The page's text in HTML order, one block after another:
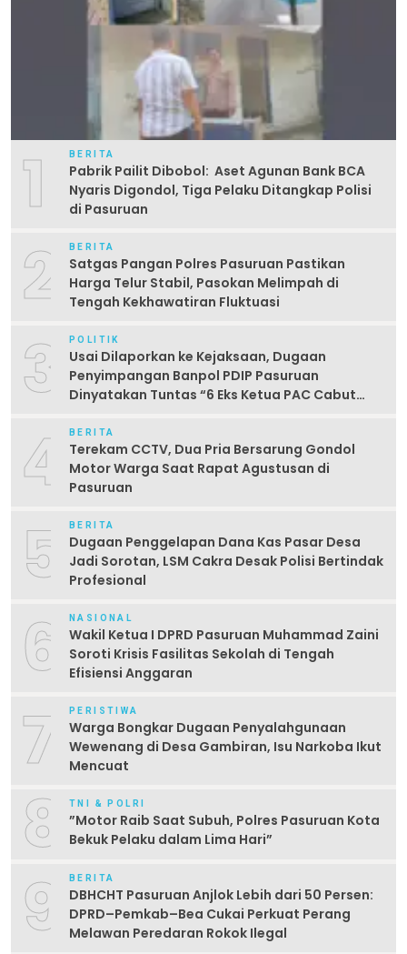
1 BERITA
Pabrik Pailit Dibobol: Aset Agunan Bank BCA
Nyaris Digondol, Tiga Pelaku Ditangkap Polisi
di Pasuruan
2 BERITA
Satgas Pangan Polres Pasuruan Pastikan
Harga Telur Stabil, Pasokan Melimpah di
Tengah Kekhawatiran Fluktuasi
3 POLITIK
Usai Dilaporkan ke Kejaksaan, Dugaan
Penyimpangan Banpol PDIP Pasuruan
Dinyatakan Tuntas “6 Eks Ketua PAC Cabut
4 BERITA
Terekam CCTV, Dua Pria Bersarung Gondol
Motor Warga Saat Rapat Agustusan di
Pasuruan
5 BERITA
Dugaan Penggelapan Dana Kas Pasar Desa
Jadi Sorotan, LSM Cakra Desak Polisi Bertindak
Profesional
6 NASIONAL
Wakil Ketua I DPRD Pasuruan Muhammad Zaini
Soroti Krisis Fasilitas Sekolah di Tengah
Efisiensi Anggaran
7 PERISTIWA
Warga Bongkar Dugaan Penyalahgunaan
Wewenang di Desa Gambiran, Isu Narkoba Ikut
Mencuat
8 TNI & POLRI
‎”Motor Raib Saat Subuh, Polres Pasuruan Kota
Bekuk Pelaku dalam Lima Hari” ‎
9 BERITA
DBHCHT Pasuruan Anjlok Lebih dari 50 Persen:
DPRD–Pemkab–Bea Cukai Perkuat Perang
Melawan Peredaran Rokok Ilegal